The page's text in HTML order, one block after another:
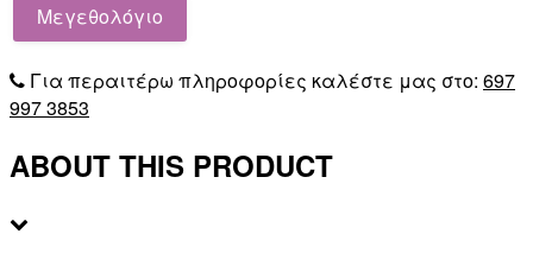
Μεγεθολόγιο
Για περαιτέρω πληροφορίες καλέστε μας στο: 697
997 3853
ABOUT THIS PRODUCT